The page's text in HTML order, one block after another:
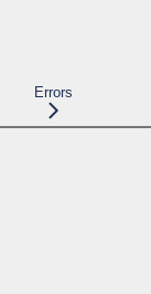
Errors